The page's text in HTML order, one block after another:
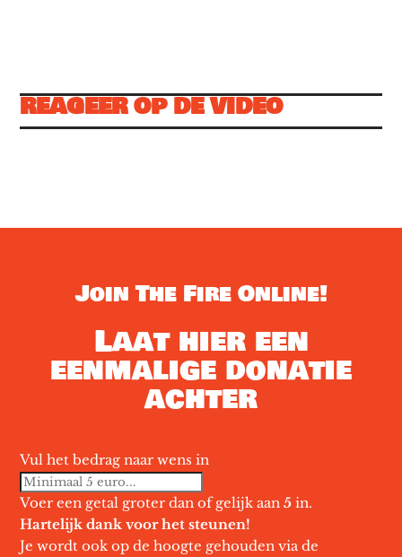
REAGEER OP DE VIDEO
Join The Fire Online!
Laat hier een
eenmalige donatie
achter
Vul het bedrag naar wens in
Voer een getal groter dan of gelijk aan5 in.
Hartelijk dank voor het steunen!
Je wordt ook op de hoogte gehouden via de